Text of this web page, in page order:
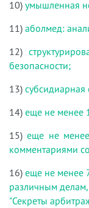
10) умышленная
11) аболмед:
12)
безопасности;
13) субсидиарная
14) еще не менее
15)еще не
комментариями
16) еще не менее
различным
"Секреты